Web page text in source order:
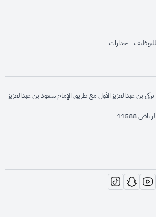
opens in
opens in
opens in new
opens in new
- جداراتopens in new window
بن عبدالعزيز الأول مع طريق الإمام سعود بن عبدالعزيز
opens in
opens in new
opens in new window
opens in new window
opens in new window